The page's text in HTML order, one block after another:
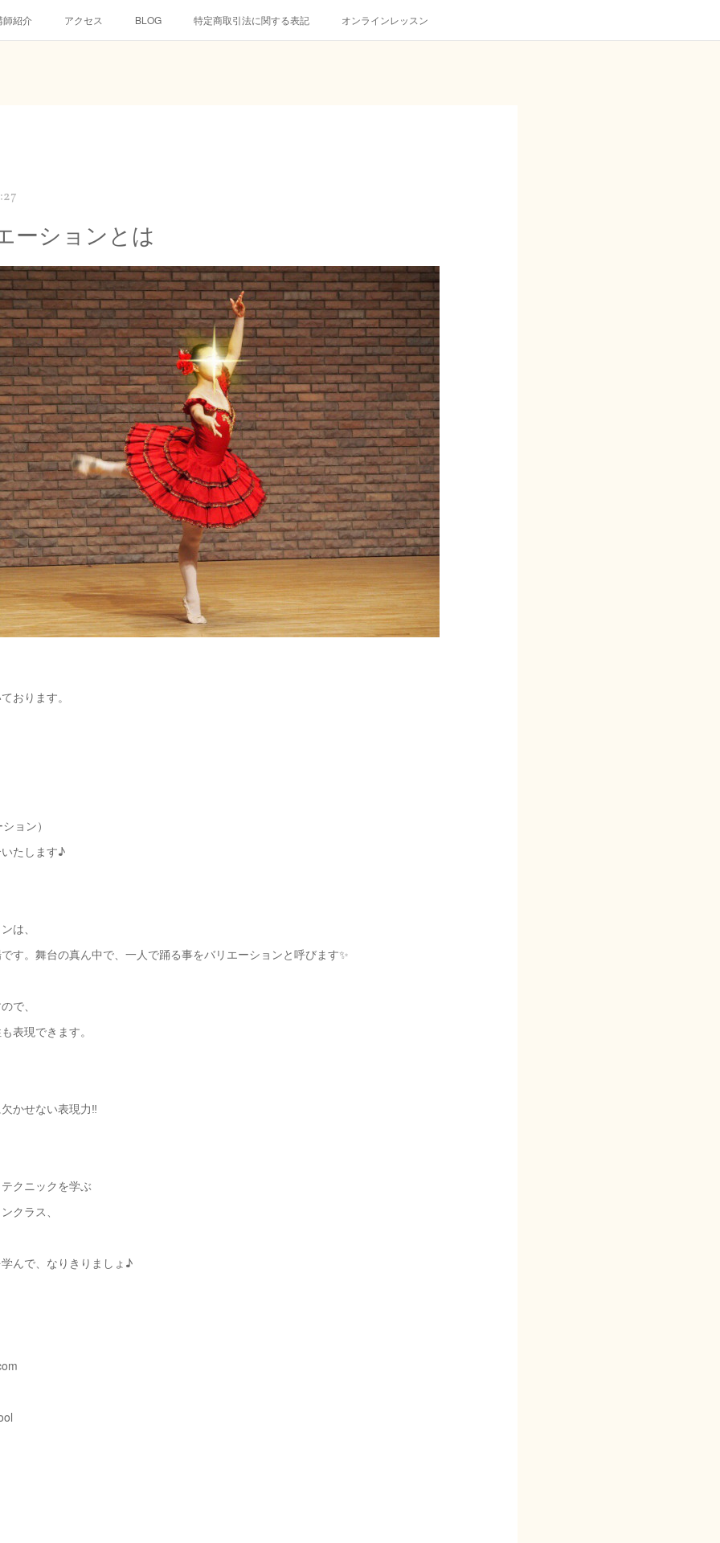
師紹介 アクセス BLOG 特定商取引法に関する表記 オンラインレッスン
ーションとは
おります。
ョン）
たします♪
は、
す。舞台の真ん中で、一人で踊る事をバリエーションと呼びます✨
で、
表現できます。
かせない表現力‼️
クニックを学ぶ
クラス、
んで、なりきりましょ♪